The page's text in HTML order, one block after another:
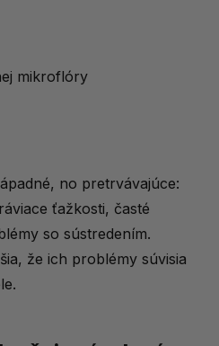
mikroflóry
no pretrvávajúce:
ťažkosti, časté
so sústredením.
že ich problémy súvisia